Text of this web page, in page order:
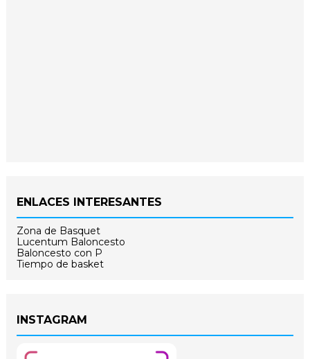
ENLACES INTERESANTES
Zona de Basquet
Lucentum Baloncesto
Baloncesto con P
Tiempo de basket
INSTAGRAM